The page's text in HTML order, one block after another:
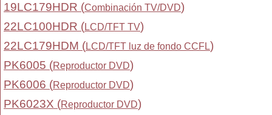
19LC179HDR (Combinación TV/DVD)
22LC100HDR (LCD/TFT TV)
22LC179HDM (LCD/TFT luz de fondo CCFL)
PK6005 (Reproductor DVD)
PK6006 (Reproductor DVD)
PK6023X (Reproductor DVD)